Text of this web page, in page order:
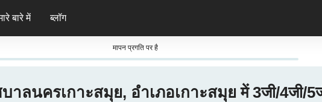
बारे में ब्लॉग
मापन प्रगति पर है
ลนครเกาะสมุย, อำเภอเกาะสมุย में 3जी/4जी/